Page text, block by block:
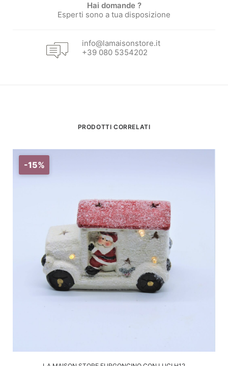
Hai domande ?
Esperti sono a tua disposizione
info@lamaisonstore.it
+39 080 5354202
PRODOTTI CORRELATI
-15%
AGGIUNGI AL CARRELLO